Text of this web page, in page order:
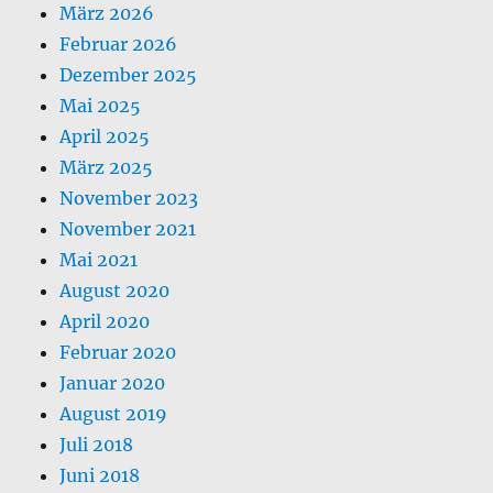
März 2026
Februar 2026
Dezember 2025
Mai 2025
April 2025
März 2025
November 2023
November 2021
Mai 2021
August 2020
April 2020
Februar 2020
Januar 2020
August 2019
Juli 2018
Juni 2018